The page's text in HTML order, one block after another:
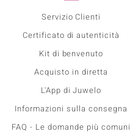
Servizio Clienti
Certificato di autenticità
Kit di benvenuto
Acquisto in diretta
L'App di Juwelo
Informazioni sulla consegna
FAQ - Le domande più comuni